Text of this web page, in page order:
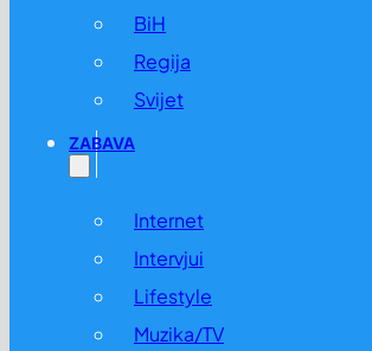
BiH
Regija
Svijet
ZABAVA
Internet
Intervjui
Lifestyle
Muzika/TV